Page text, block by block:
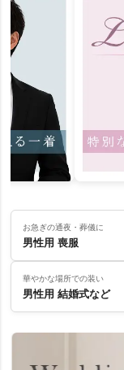
お急ぎの通夜・葬儀に
男性用 喪服
華やかな場所での装い
男性用 結婚式など